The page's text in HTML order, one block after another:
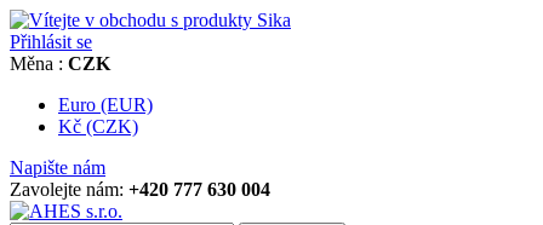
Přihlásit se
Měna : CZK
Euro (EUR)
Kč (CZK)
Napište nám
Zavolejte nám: +420 777 630 004